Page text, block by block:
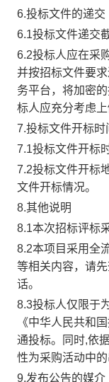
6.投标文件的递交
6.1投标文件递交
6.2投标人应在采
并按招标文件要
务平台，将加密
标人应充分考虑
7.投标文件开标时
7.1投标文件开标
7.2投标文件开标
文件开标情况。
8.其他说明
8.1本次招标评标
8.2本项目采用全
等相关内容，请
话。
8.3投标人仅限于
《中华人民共和
通投标。同时,依
性为采购活动中
9.发布公告的媒介